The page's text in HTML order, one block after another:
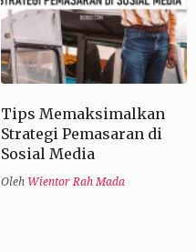
Tips Memaksimalkan
Strategi Pemasaran di
Sosial Media
Oleh Wientor Rah Mada